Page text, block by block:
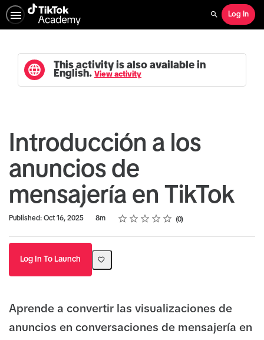
Search
Log In
This activity is also available in
English. View activity
Introducción a los
anuncios de
mensajería en TikTok
Published: Oct 16, 2025
Duration 8m Rating
1 star
2 stars
3 stars
4 stars
5 stars
Average rating: 0 0
No reviews
Log In To Launch
Aprende a convertir las visualizaciones de
anuncios en conversaciones de mensajería en